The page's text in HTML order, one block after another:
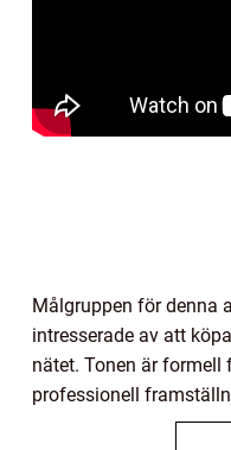
Målgruppen för denna
intresserade av att
nätet. Tonen är formell
professionell